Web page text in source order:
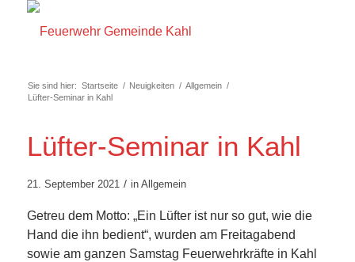
Sie sind hier: Startseite / Neuigkeiten / Allgemein /
Lüfter-Seminar in Kahl
Lüfter-Seminar in Kahl
21. September 2021 / in Allgemein
Getreu dem Motto: „Ein Lüfter ist nur so gut, wie die
Hand die ihn bedient“, wurden am Freitagabend
sowie am ganzen Samstag Feuerwehrkräfte in Kahl